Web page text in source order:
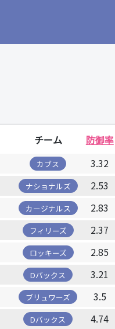
チーム 防御率
カブス 3.32
ナショナルズ 2.53
カージナルス 2.83
フィリーズ 2.37
ロッキーズ 2.85
Dバックス 3.21
ブリュワーズ 3.5
Dバックス 4.74